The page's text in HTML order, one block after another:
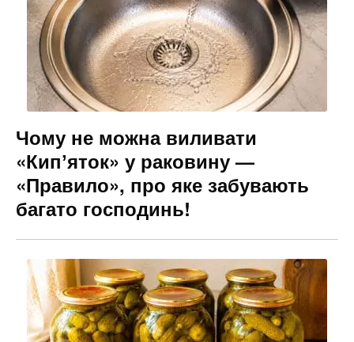
Чому не можна виливати
«Кипʼяток» у раковину —
«Правило», про яке забувають
багато господинь!